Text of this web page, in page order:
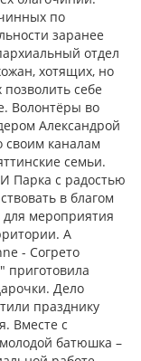
по
заранее
отдел
хотящих, но
себе
Волонтёры во
Александрой
своим каналам
семьи.
Парка с радостью
в благом
для мероприятия
А
- Согрето
Дело
празднику
Вместе с
батюшка –